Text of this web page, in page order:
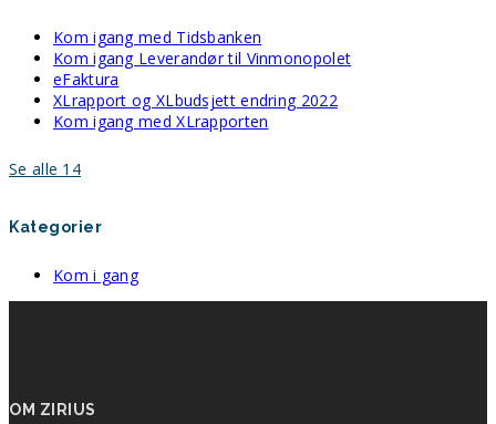
Kom igang med Tidsbanken
Kom igang Leverandør til Vinmonopolet
eFaktura
XLrapport og XLbudsjett endring 2022
Kom igang med XLrapporten
Se alle 14
Kategorier
Kom i gang
OM ZIRIUS